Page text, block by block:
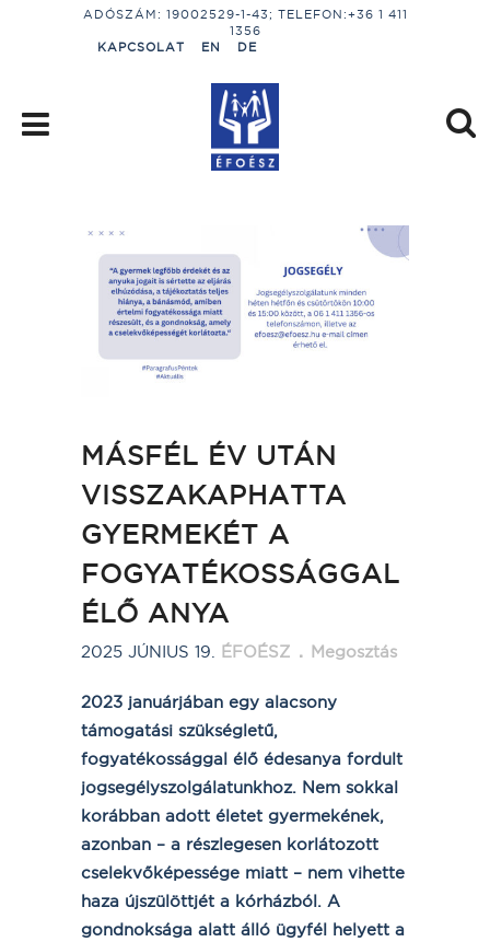
ADÓSZÁM: 19002529-1-43; TELEFON:+36 1 411
1356
KAPCSOLAT
EN DE
MÁSFÉL ÉV UTÁN
VISSZAKAPHATTA
GYERMEKÉT A
FOGYATÉKOSSÁGGAL
ÉLŐ ANYA
2025 JÚNIUS 19. ÉFOÉSZ Megosztás
2023 januárjában egy alacsony
támogatási szükségletű,
fogyatékossággal élő édesanya fordult
jogsegélyszolgálatunkhoz. Nem sokkal
korábban adott életet gyermekének,
azonban – a részlegesen korlátozott
cselekvőképessége miatt – nem vihette
haza újszülöttjét a kórházból. A
gondnoksága alatt álló ügyfél helyett a